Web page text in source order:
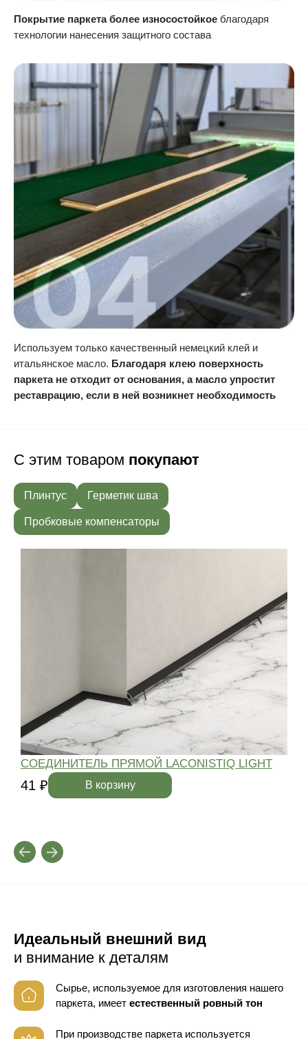
Покрытие паркета более износостойкое благодаря
технологии нанесения защитного состава
Используем только качественный немецкий клей и
итальянское масло. Благодаря клею поверхность
паркета не отходит от основания, а масло упростит
реставрацию, если в ней возникнет необходимость
С этим товаром покупают
Плинтус Герметик шва
Пробковые компенсаторы
СОЕДИНИТЕЛЬ ПРЯМОЙ LACONISTIQ LIGHT
41 ₽ В корзину
Идеальный внешний вид
и внимание к деталям
Сырье, используемое для изготовления нашего
паркета, имеет естественный ровный тон
При производстве паркета используется